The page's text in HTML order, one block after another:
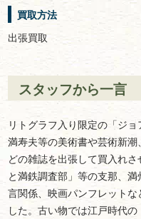
買取方法
出張買取
スタッフから一言
リトグラフ入り限定の「ジ
満寿夫等の美術書や芸術新
どの雑誌を出張して買入れ
と満鉄調査部」等の支那、
言関係、映画パンフレット
した。古い物では江戸時代